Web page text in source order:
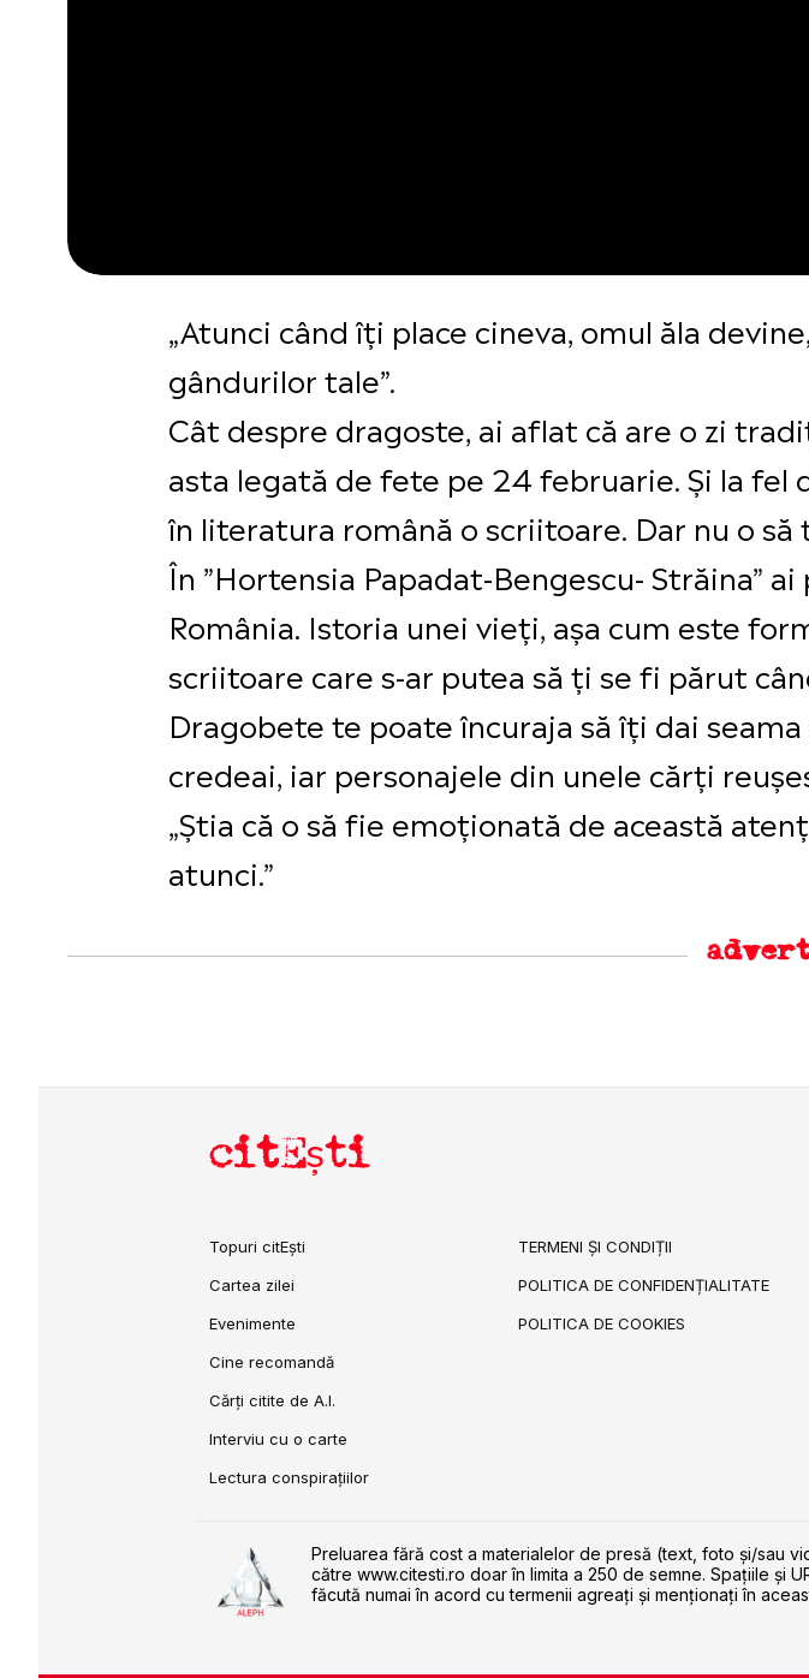
„Atunci când îți place cineva, omul ăla
gândurilor tale”.
Cât despre dragoste, ai aflat că are o zi
asta legată de fete pe 24 februarie. Și la
în literatura română o scriitoare. Dar nu o
În ”Hortensia Papadat-Bengescu- Străina”
România. Istoria unei vieți, așa cum este
scriitoare care s-ar putea să ți se fi părut
Dragobete te poate încuraja să îți dai
credeai, iar personajele din unele cărți
„Știa că o să fie emoționată de această
atunci.”
citEști
Topuri citEști
Cartea zilei
Evenimente
Cine recomandă
Cărți citite de A.I.
Interviu cu o carte
Lectura conspirațiilor
TERMENI ȘI CONDIȚII
POLITICA DE CONFIDENȚIALITATE
POLITICA DE COOKIES
Preluarea fără cost a materialelor de presă (text, foto și/sau
către www.citesti.ro doar în limita a 250 de semne. Spaţiile şi
făcută numai în acord cu termenii agreaţi şi menţionaţi în